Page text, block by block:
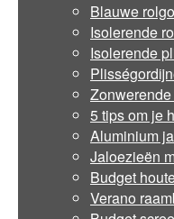
Blauwe
Isolerende
Isolerende
5 tips om je
Aluminium
Jaloezieën
Budget
Verano